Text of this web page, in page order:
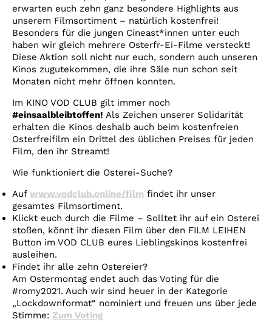
erwarten euch zehn ganz besondere Highlights aus
unserem Filmsortiment – natürlich kostenfrei!
Besonders für die jungen Cineast*innen unter euch
haben wir gleich mehrere Osterfr-Ei-Filme versteckt!
Diese Aktion soll nicht nur euch, sondern auch unseren
Kinos zugutekommen, die ihre Säle nun schon seit
Monaten nicht mehr öffnen konnten.
Im KINO VOD CLUB gilt immer noch
#einsaalbleibtoffen! Als Zeichen unserer Solidarität
erhalten die Kinos deshalb auch beim kostenfreien
Osterfreifilm ein Drittel des üblichen Preises für jeden
Film, den ihr Streamt!
Wie funktioniert die Osterei-Suche?
Auf www.vodclub.online/film findet ihr unser
gesamtes Filmsortiment.
Klickt euch durch die Filme – Solltet ihr auf ein Osterei
stoßen, könnt ihr diesen Film über den FILM LEIHEN
Button im VOD CLUB eures Lieblingskinos kostenfrei
ausleihen.
Findet ihr alle zehn Ostereier?
Am Ostermontag endet auch das Voting für die
#romy2021. Auch wir sind heuer in der Kategorie
„Lockdownformat“ nominiert und freuen uns über jede
Stimme: Zum Voting